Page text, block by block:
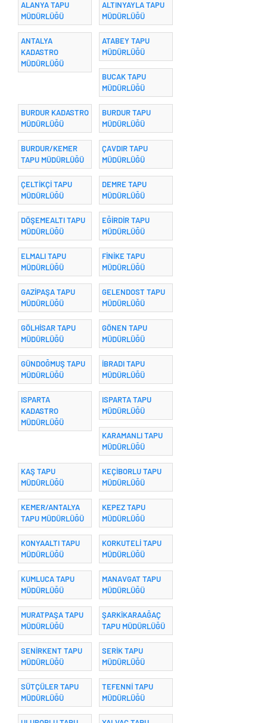
ALANYA TAPU
MÜDÜRLÜĞÜ
ALTINYAYLA TAPU
MÜDÜRLÜĞÜ
ANTALYA
KADASTRO
MÜDÜRLÜĞÜ
ATABEY TAPU
MÜDÜRLÜĞÜ
BUCAK TAPU
MÜDÜRLÜĞÜ
BURDUR KADASTRO
MÜDÜRLÜĞÜ
BURDUR TAPU
MÜDÜRLÜĞÜ
BURDUR/KEMER
TAPU MÜDÜRLÜĞÜ
ÇAVDIR TAPU
MÜDÜRLÜĞÜ
ÇELTİKÇİ TAPU
MÜDÜRLÜĞÜ
DEMRE TAPU
MÜDÜRLÜĞÜ
DÖŞEMEALTI TAPU
MÜDÜRLÜĞÜ
EĞİRDİR TAPU
MÜDÜRLÜĞÜ
ELMALI TAPU
MÜDÜRLÜĞÜ
FİNİKE TAPU
MÜDÜRLÜĞÜ
GAZİPAŞA TAPU
MÜDÜRLÜĞÜ
GELENDOST TAPU
MÜDÜRLÜĞÜ
GÖLHİSAR TAPU
MÜDÜRLÜĞÜ
GÖNEN TAPU
MÜDÜRLÜĞÜ
GÜNDOĞMUŞ TAPU
MÜDÜRLÜĞÜ
İBRADI TAPU
MÜDÜRLÜĞÜ
ISPARTA
KADASTRO
MÜDÜRLÜĞÜ
ISPARTA TAPU
MÜDÜRLÜĞÜ
KARAMANLI TAPU
MÜDÜRLÜĞÜ
KAŞ TAPU
MÜDÜRLÜĞÜ
KEÇİBORLU TAPU
MÜDÜRLÜĞÜ
KEMER/ANTALYA
TAPU MÜDÜRLÜĞÜ
KEPEZ TAPU
MÜDÜRLÜĞÜ
KONYAALTI TAPU
MÜDÜRLÜĞÜ
KORKUTELİ TAPU
MÜDÜRLÜĞÜ
KUMLUCA TAPU
MÜDÜRLÜĞÜ
MANAVGAT TAPU
MÜDÜRLÜĞÜ
MURATPAŞA TAPU
MÜDÜRLÜĞÜ
ŞARKİKARAAĞAÇ
TAPU MÜDÜRLÜĞÜ
SENİRKENT TAPU
MÜDÜRLÜĞÜ
SERİK TAPU
MÜDÜRLÜĞÜ
SÜTÇÜLER TAPU
MÜDÜRLÜĞÜ
TEFENNİ TAPU
MÜDÜRLÜĞÜ